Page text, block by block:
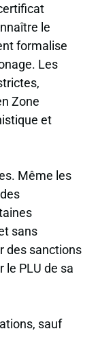
le
formalise
Les
Zone
et
Même les
sans
des sanctions
le PLU de sa
sauf